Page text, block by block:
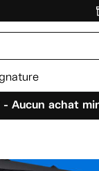
Aucun achat